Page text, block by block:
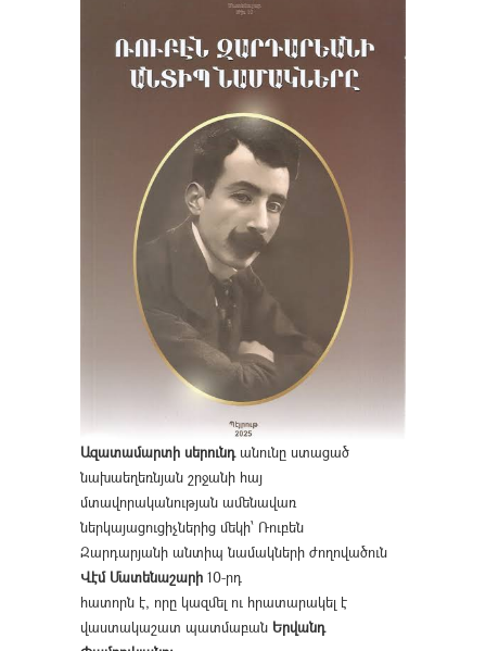
Ազատամարտի սերունդանունը ստացած
նախաեղեռնյան շրջանի հայ
մտավորականության ամենավառ
ներկայացուցիչներից մեկի՝ Ռուբեն
Զարդարյանի անտիպ նամակների ժողովածուն
Վէմ Մատենաշարի 10-րդ
հատորն է, որը կազմել ու հրատարակել է
վաստակաշատ պատմաբան Երվանդ